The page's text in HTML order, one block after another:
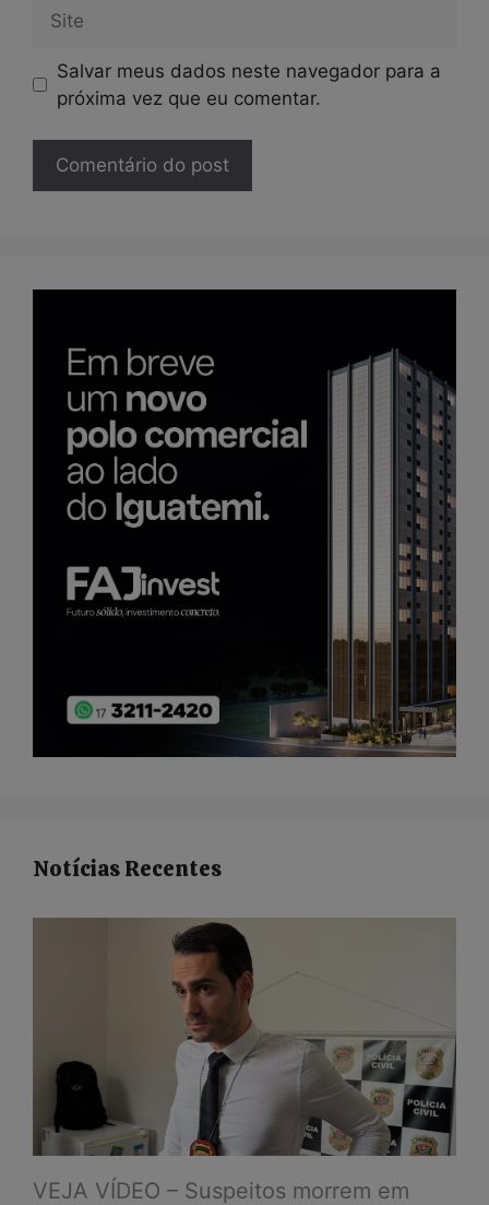
Salvar meus dados neste navegador para a
próxima vez que eu comentar.
Notícias Recentes
VEJA VÍDEO – Suspeitos morrem em